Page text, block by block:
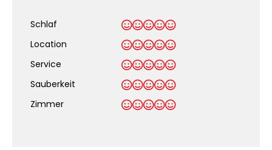
Schlaf
Location
Service
Sauberkeit
Zimmer